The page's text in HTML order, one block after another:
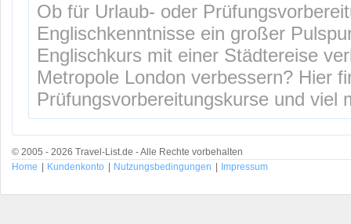
Ob für Urlaub- oder
Englischkenntnisse ein großer
Englischkurs mit einer Städtereise
Metropole London verbessern? Hier
Prüfungsvorbereitungskurse und viel
© 2005 - 2026 Travel-List.de - Alle Rechte vorbehalten
Home
Kundenkonto Nutzungsbedingungen Impressum